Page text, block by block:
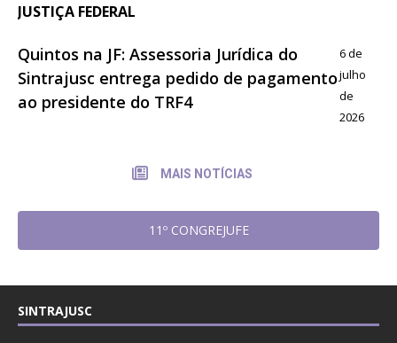
JUSTIÇA FEDERAL
Quintos na JF: Assessoria Jurídica do
Sintrajusc entrega pedido de pagamento
ao presidente do TRF4
6 de
julho
de
2026
MAIS NOTÍCIAS
11º CONGREJUFE
SINTRAJUSC